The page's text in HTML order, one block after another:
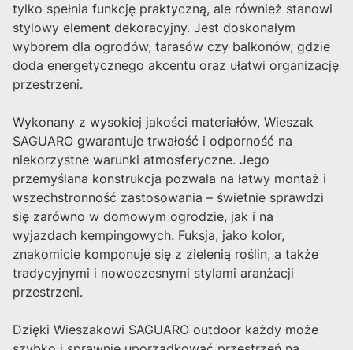
tylko spełnia funkcję praktyczną, ale również stanowi
stylowy element dekoracyjny. Jest doskonałym
wyborem dla ogrodów, tarasów czy balkonów, gdzie
doda energetycznego akcentu oraz ułatwi organizację
przestrzeni.
Wykonany z wysokiej jakości materiałów, Wieszak
SAGUARO gwarantuje trwałość i odporność na
niekorzystne warunki atmosferyczne. Jego
przemyślana konstrukcja pozwala na łatwy montaż i
wszechstronność zastosowania – świetnie sprawdzi
się zarówno w domowym ogrodzie, jak i na
wyjazdach kempingowych. Fuksja, jako kolor,
znakomicie komponuje się z zielenią roślin, a także
tradycyjnymi i nowoczesnymi stylami aranżacji
przestrzeni.
Dzięki Wieszakowi SAGUARO outdoor każdy może